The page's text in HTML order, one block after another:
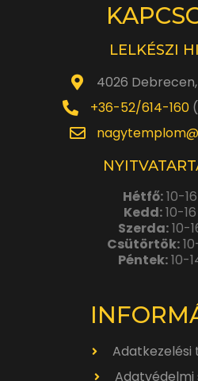
LELKÉSZI
4026
+36-52/614-160
Hétfő:10-
Kedd:10-
Szerda:10-
Csütörtök:
Péntek:10-
Adatvédelmi